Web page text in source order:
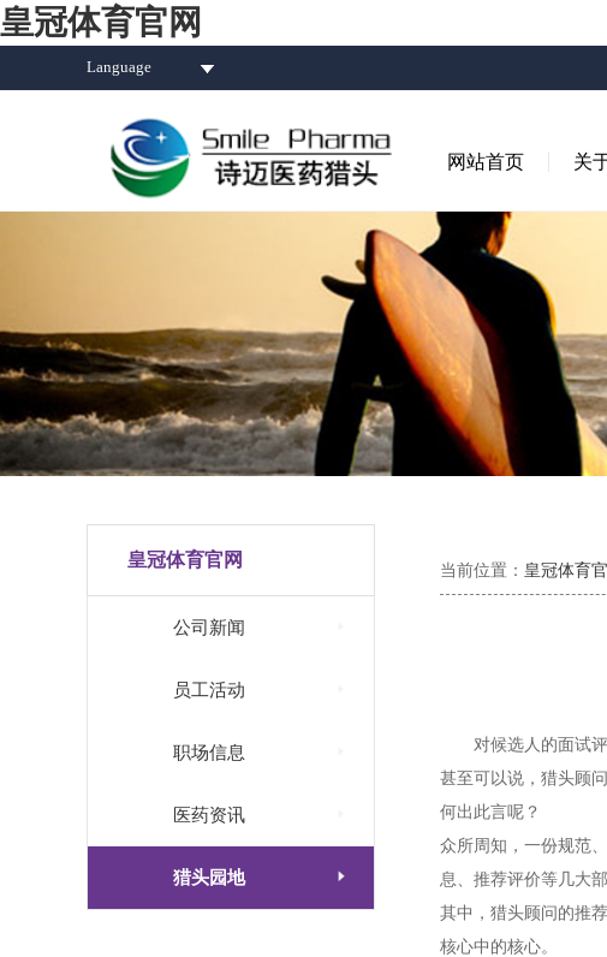
皇冠体育官网
Language
网站首页 关
皇冠体育官网
公司新闻
员工活动
职场信息
医药资讯
猎头园地 
当前位置： 皇冠体育
对候选人的面试
甚至可以说，猎头顾
何出此言呢？
众所周知，一份规范
息、推荐评价等几大部
其中，猎头顾问的推
核心中的核心。